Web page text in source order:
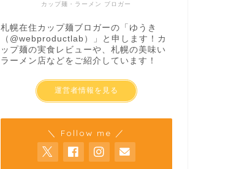
カップ麺・ラーメン ブロガー
札幌在住カップ麺ブロガーの「ゆうき
（ @webproductlab ）」と申します！カ
ップ麺の実食レビューや、札幌の美味い
ラーメン店などをご紹介しています！
運営者情報を見る
＼ Follow me ／